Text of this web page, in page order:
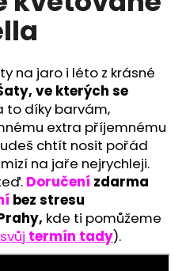
na jaro i léto z krásné
ve kterých se
to díky barvám,
extra příjemnému
chtít nosit pořád
na jaře nejrychleji.
Doručení zdarma
bez stresu
kde ti pomůžeme
termín tady).